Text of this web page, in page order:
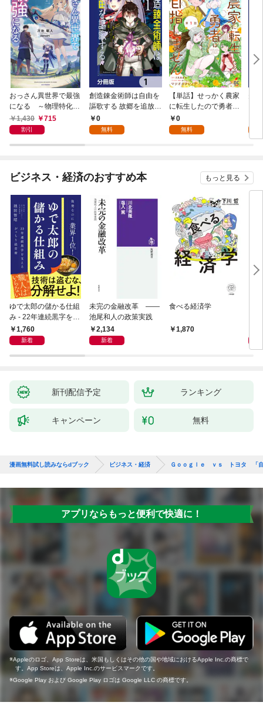
おっさん異世界で最強
になる ～物理特化の
覚醒者～
1,430 715
割引
創造錬金術師は自由を
謳歌する 故郷を追放さ
れたら、魔王のお膝元
で超絶効果のマジック
0
無料
【単話】せっかく農家
に転生したので勇者は
目指しません【第1
話】
0
無料
ビジネス・経済のおすすめ本 もっと見る
ゆで太郎の儲かる仕組
み - 22年連続黒字を支
えるがっちり経営術 -
1,760
新着
未完の金融改革 ――
池尾和人の政策実践
2,134
新着
食べる経済学
1,870
イ
果
新刊配信予定 ランキング
キャンペーン 無料
漫画無料試し読みならdブック ビジネス・経済 Ｇｏｏｇｌｅ ｖｓ トヨタ 「自
アプリならもっと便利で快適に！
Appleのロゴ、App Storeは、米国もしくはその他の国や地域におけるApple Inc.の商標で
す。App Storeは、Apple Inc.のサービスマークです。
Google Play および Google Play ロゴは Google LLC の商標です。